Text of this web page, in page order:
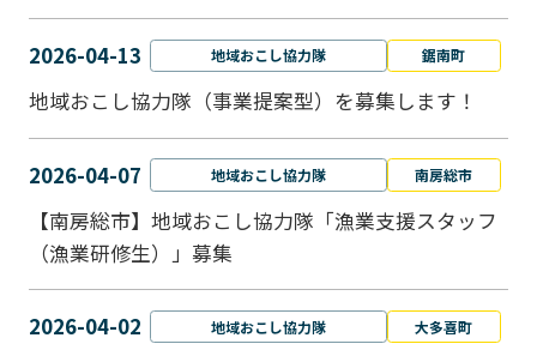
2026-04-13 地域おこし協力隊 鋸南町
地域おこし協力隊（事業提案型）を募集します！
2026-04-07 地域おこし協力隊 南房総市
【南房総市】地域おこし協力隊「漁業支援スタッフ
（漁業研修生）」募集
2026-04-02 地域おこし協力隊 大多喜町